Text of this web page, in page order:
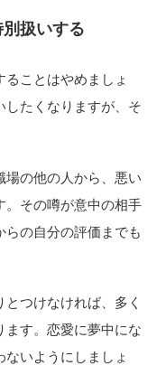
扱いする
ことはやめましょ
したくなりますが、そ
場の他の人から、悪い
。その噂が意中の相手
の自分の評価までも
つけなければ、多く
ます。恋愛に夢中にな
いようにしましょ